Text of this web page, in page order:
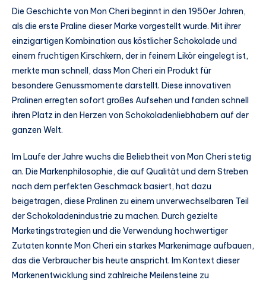
Die Geschichte von Mon Cheri beginnt in den 1950er Jahren,
als die erste Praline dieser Marke vorgestellt wurde. Mit ihrer
einzigartigen Kombination aus köstlicher Schokolade und
einem fruchtigen Kirschkern, der in feinem Likör eingelegt ist,
merkte man schnell, dass Mon Cheri ein Produkt für
besondere Genussmomente darstellt. Diese innovativen
Pralinen erregten sofort großes Aufsehen und fanden schnell
ihren Platz in den Herzen von Schokoladenliebhabern auf der
ganzen Welt.
Im Laufe der Jahre wuchs die Beliebtheit von Mon Cheri stetig
an. Die Markenphilosophie, die auf Qualität und dem Streben
nach dem perfekten Geschmack basiert, hat dazu
beigetragen, diese Pralinen zu einem unverwechselbaren Teil
der Schokoladenindustrie zu machen. Durch gezielte
Marketingstrategien und die Verwendung hochwertiger
Zutaten konnte Mon Cheri ein starkes Markenimage aufbauen,
das die Verbraucher bis heute anspricht. Im Kontext dieser
Markenentwicklung sind zahlreiche Meilensteine zu